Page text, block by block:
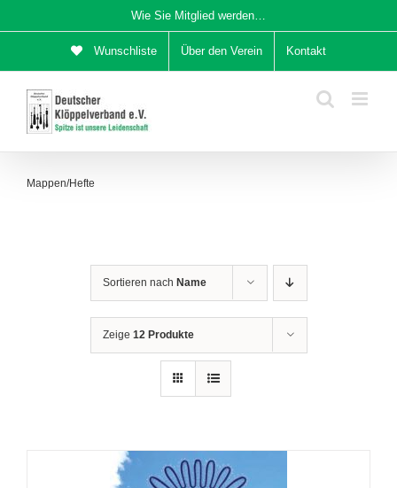
Inhalt
Wie Sie Mitglied werden…
Wunschliste Über den Verein Kontakt
Mappen/Hefte
Sortieren nach Name
Zeige 12 Produkte